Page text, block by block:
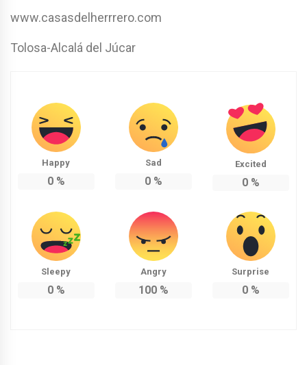
www.casasdelherrrero.com
Tolosa-Alcalá del Júcar
Happy
0%
Sad
0%
Excited
0%
Sleepy
0%
Angry
100%
Surprise
0%